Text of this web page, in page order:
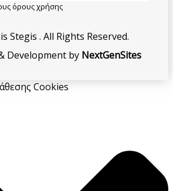
όρους χρήσης
Stegis . All Rights Reserved.
Development by NextGenSites
Cookies